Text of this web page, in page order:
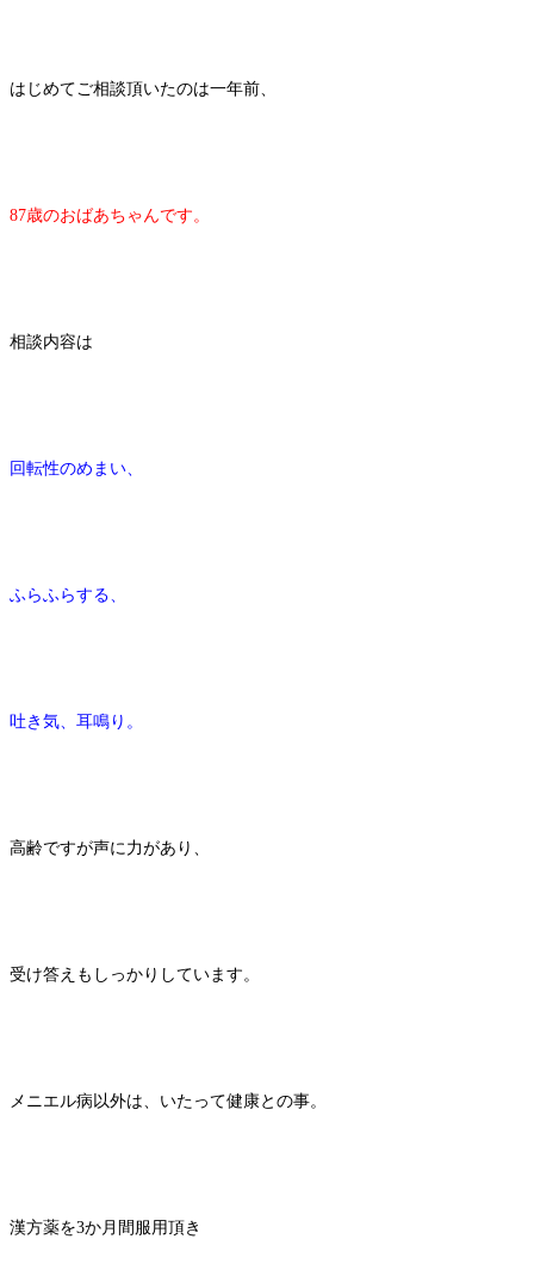
はじめてご相談頂いたのは一年前、
87歳のおばあちゃんです。
相談内容は
回転性のめまい、
ふらふらする、
吐き気、耳鳴り。
高齢ですが声に力があり、
受け答えもしっかりしています。
メニエル病以外は、いたって健康との事。
漢方薬を3か月間服用頂き